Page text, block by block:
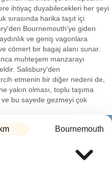
ihtiyaç duyabilecekleri her şeyi
sırasında harika taşıt içi
Bournemouth'ye giden
ve geniş vagonlara
cömert bir bagaj alanı sunar.
muhteşem manzarayı
Salisbury'den
etmenin bir diğer nedeni de,
yakın olması, toplu taşıma
ve bu sayede gezmeyi çok
Bournemouth